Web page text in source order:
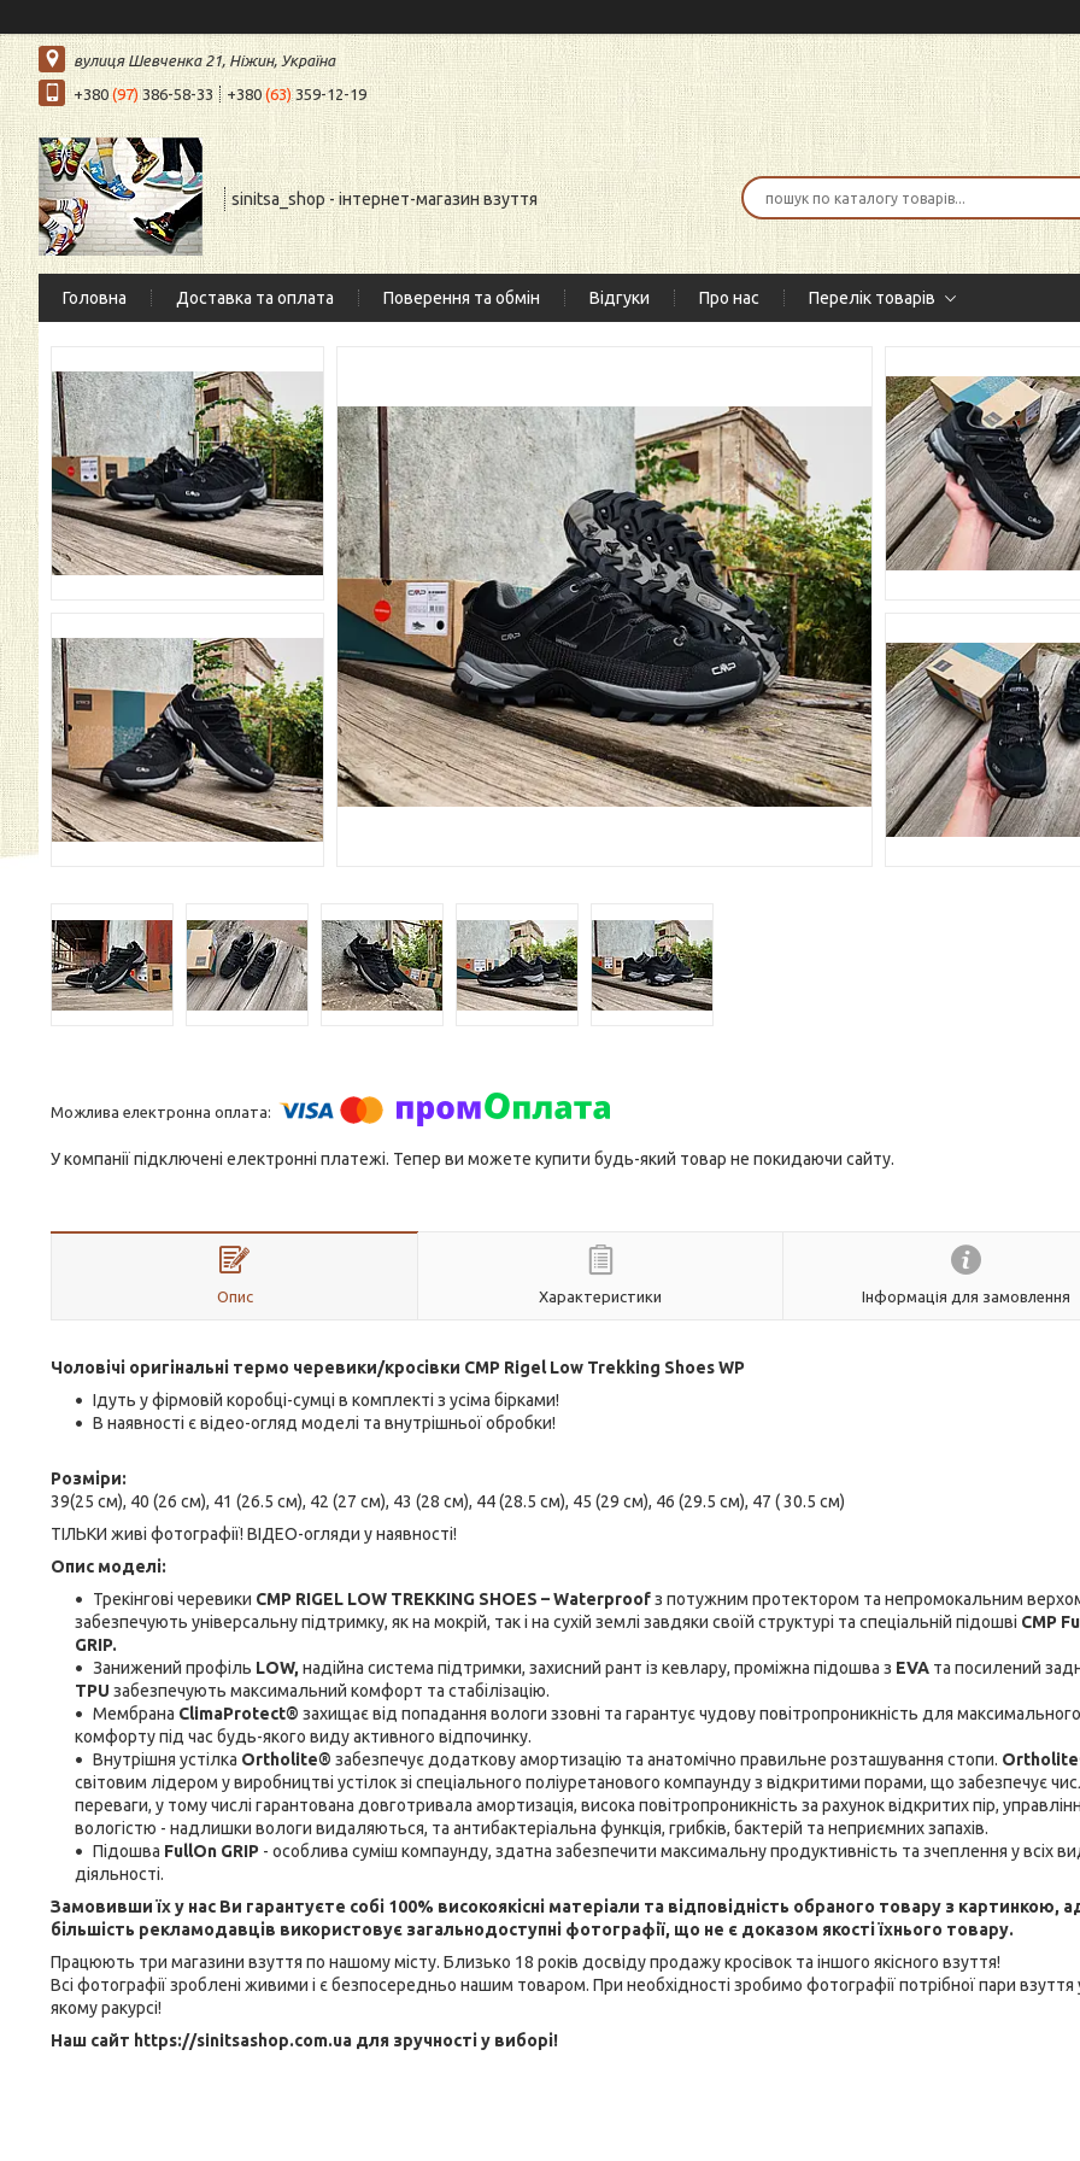
вулиця Шевченка 21, Ніжин, Україна
+380 (97)386-58-33 +380(63)359-12-19
sinitsa_shop - інтернет-магазин взуття
Головна Доставка та оплата Поверення та обмін Відгуки Про нас Перелік товарів
У компанії підключені електронні платежі. Тепер ви можете купити будь-який товар не покидаючи сайту.
Опис Характеристики Інформація для замовлення
Чоловічі оригінальні термо черевики/кросівки CMP Rigel Low Trekking Shoes WP
Ідуть у фірмовій коробці-сумці в комплекті з усіма бірками!
В наявності є відео-огляд моделі та внутрішньої обробки!
Розміри:
39(25 см), 40 (26 см), 41 (26.5 см), 42 (27 см), 43 (28 см), 44 (28.5 см), 45 (29 см), 46 (29.5 см), 47 ( 30.5 см)
ТІЛЬКИ живі фотографії! ВІДЕО-огляди у наявності!
Опис моделі:
Трекінгові черевики CMP RIGEL LOW TREKKING SHOES – Waterproofз потужним протектором та непромокальним
забезпечують універсальну підтримку, як на мокрій, так і на сухій землі завдяки своїй структурі та спеціальній підошві CMP
GRIP.
Занижений профіль LOW, надійна система підтримки, захисний рант із кевлару, проміжна підошва з EVA та посилений
TPU забезпечують максимальний комфорт та стабілізацію.
Мембрана ClimaProtect® захищає від попадання вологи ззовні та гарантує чудову повітропроникність для максимального
комфорту під час будь-якого виду активного відпочинку.
Внутрішня устілка Ortholite® забезпечує додаткову амортизацію та анатомічно правильне розташування стопи.
світовим лідером у виробництві устілок зі спеціального поліуретанового компаунду з відкритими порами, що забезпечує
переваги, у тому числі гарантована довготривала амортизація, висока повітропроникність за рахунок відкритих пір,
вологістю - надлишки вологи видаляються, та антибактеріальна функція, грибків, бактерій та неприємних запахів.
Підошва FullOn GRIP - особлива суміш компаунду, здатна забезпечити максимальну продуктивність та зчеплення у всіх
діяльності.
Замовивши їх у нас Ви гарантуєте собі 100% високоякісні матеріали та відповідність обраного товару з картинкою,
більшість рекламодавців використовує загальнодоступні фотографії, що не є доказом якості їхнього товару.
Працюють три магазини взуття по нашому місту. Близько 18 років досвіду продажу кросівок та іншого якісного взуття!
Всі фотографії зроблені живими і є безпосередньо нашим товаром. При необхідності зробимо фотографії потрібної пари взуття
якому ракурсі!
Наш сайт https://sinitsashop.com.ua для зручності у виборі!